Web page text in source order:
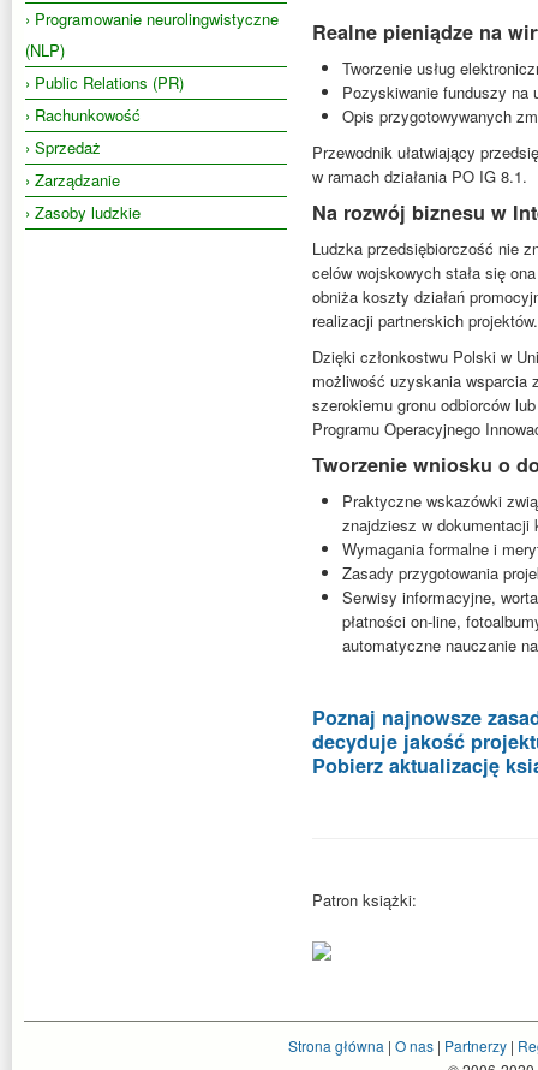
› Programowanie neurolingwistyczne
(NLP)
› Public Relations (PR)
› Rachunkowość
› Sprzedaż
› Zarządzanie
› Zasoby ludzkie
Realne pieniądze na
Tworzenie usług
Pozyskiwanie funduszy na
Opis przygotowywanych
Przewodnik ułatwiający
w ramach działania PO IG 8.1.
Na rozwój biznesu w
Ludzka przedsiębiorczość nie
celów wojskowych stała się
obniża koszty działań
realizacji partnerskich projektów.
Dzięki członkostwu Polski w
możliwość uzyskania wsparcia
szerokiemu gronu odbiorców
Programu Operacyjnego
Tworzenie wniosku o
Praktyczne wskazówki
znajdziesz w dokumentacji
Wymagania formalne i
Zasady przygotowania
Serwisy informacyjne,
płatności on-line,
automatyczne nauczanie
Poznaj najnowsze
decyduje jakość
Pobierz aktualizację
Patron książki:
Strona główna | O nas| Partnerzy|